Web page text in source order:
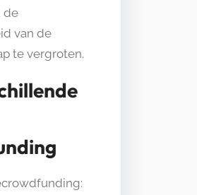
de
van de
te vergroten.